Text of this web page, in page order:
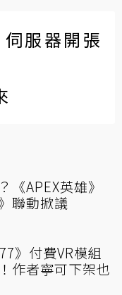
服器開張
《APEX英雄》
聯動掀議
》付費VR模組
作者寧可下架也